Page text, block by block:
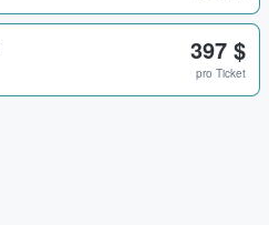
397 $
pro Ticket